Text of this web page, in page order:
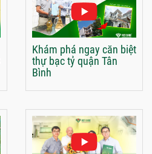
Khám phá ngay căn biệt
thự bạc tỷ quận Tân
Bình